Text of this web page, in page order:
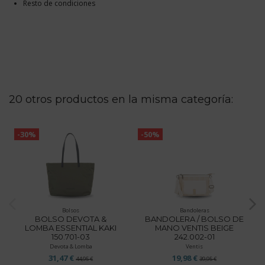
Resto de condiciones
20 otros productos en la misma categoría:
-30%
Bolsos
BOLSO DEVOTA &
LOMBA ESSENTIAL KAKI
150.701-03
Devota & Lomba
31,47 € 44,95 €
-50%
Bandoleras
BANDOLERA / BOLSO DE
MANO VENTIS BEIGE
242.002-01
Ventis
19,98 € 39,95 €